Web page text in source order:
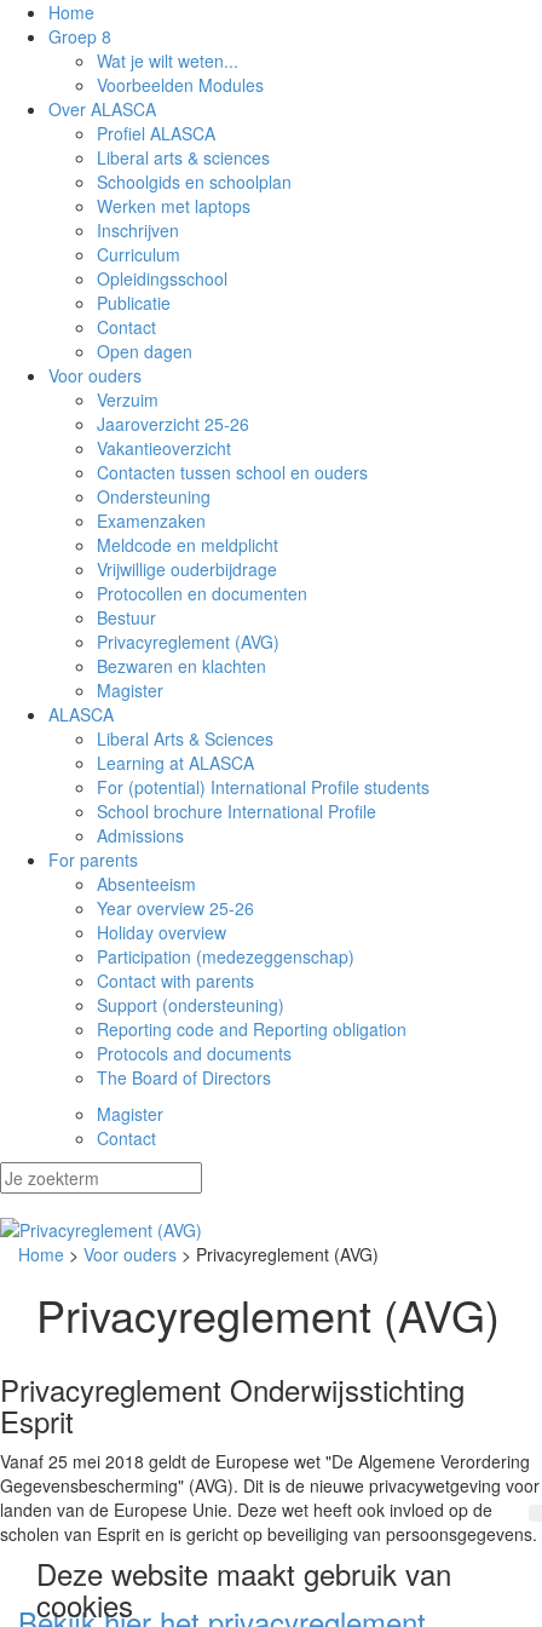
Home
Groep 8
Wat je wilt weten...
Voorbeelden Modules
Over ALASCA
Profiel ALASCA
Liberal arts & sciences
Schoolgids en schoolplan
Werken met laptops
Inschrijven
Curriculum
Opleidingsschool
Publicatie
Contact
Open dagen
Voor ouders
Verzuim
Jaaroverzicht 25-26
Vakantieoverzicht
Contacten tussen school en ouders
Ondersteuning
Examenzaken
Meldcode en meldplicht
Vrijwillige ouderbijdrage
Protocollen en documenten
Bestuur
Privacyreglement (AVG)
Bezwaren en klachten
Magister
ALASCA
Liberal Arts & Sciences
Learning at ALASCA
For (potential) International Profile students
School brochure International Profile
Admissions
For parents
Absenteeism
Year overview 25-26
Holiday overview
Participation (medezeggenschap)
Contact with parents
Support (ondersteuning)
Reporting code and Reporting obligation
Protocols and documents
The Board of Directors
Magister
Contact
Home > Voor ouders > Privacyreglement (AVG)
Privacyreglement (AVG)
Privacyreglement Onderwijsstichting
Esprit
Vanaf 25 mei 2018 geldt de Europese wet "De Algemene Verordering
Gegevensbescherming" (AVG). Dit is de nieuwe privacywetgeving voor
landen van de Europese Unie. Deze wet heeft ook invloed op de
scholen van Esprit en is gericht op beveiliging van persoonsgegevens.
Deze website maakt gebruik van
cookies